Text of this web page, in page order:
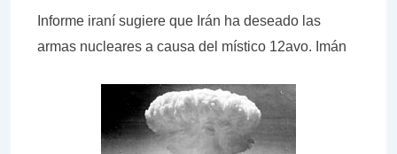
Informe iraní sugiere que Irán ha deseado las
armas nucleares a causa del místico 12avo. Imán